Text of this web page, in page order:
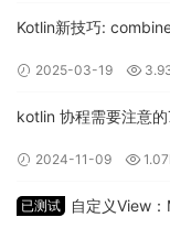
) {
NewsItem(“我是第
}
private
fun
modifier:
Kotlin新技巧:
2025-03-19
kotlin 协程需要注意
2024-11-09
已测试
自定义View